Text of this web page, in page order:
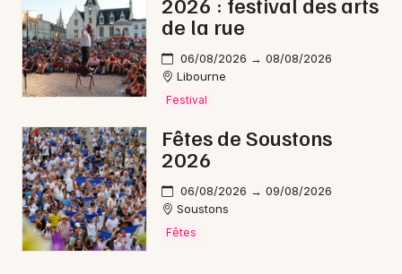
Bag'Show attire chaque année un public
nombreux, aussi bien grand public que
professionnels du secteur. Les
disponibles à partir d'un
prix de 40,60 €
Pour acheter vos places et garantir votre
à anticiper votre réservation.
Bag'Show, un événement de
de la rue
06/08/2026 → 08/08/2026
Libourne
Festival
Fêtes de Soustons
2026
06/08/2026 → 09/08/2026
Soustons
Fêtes